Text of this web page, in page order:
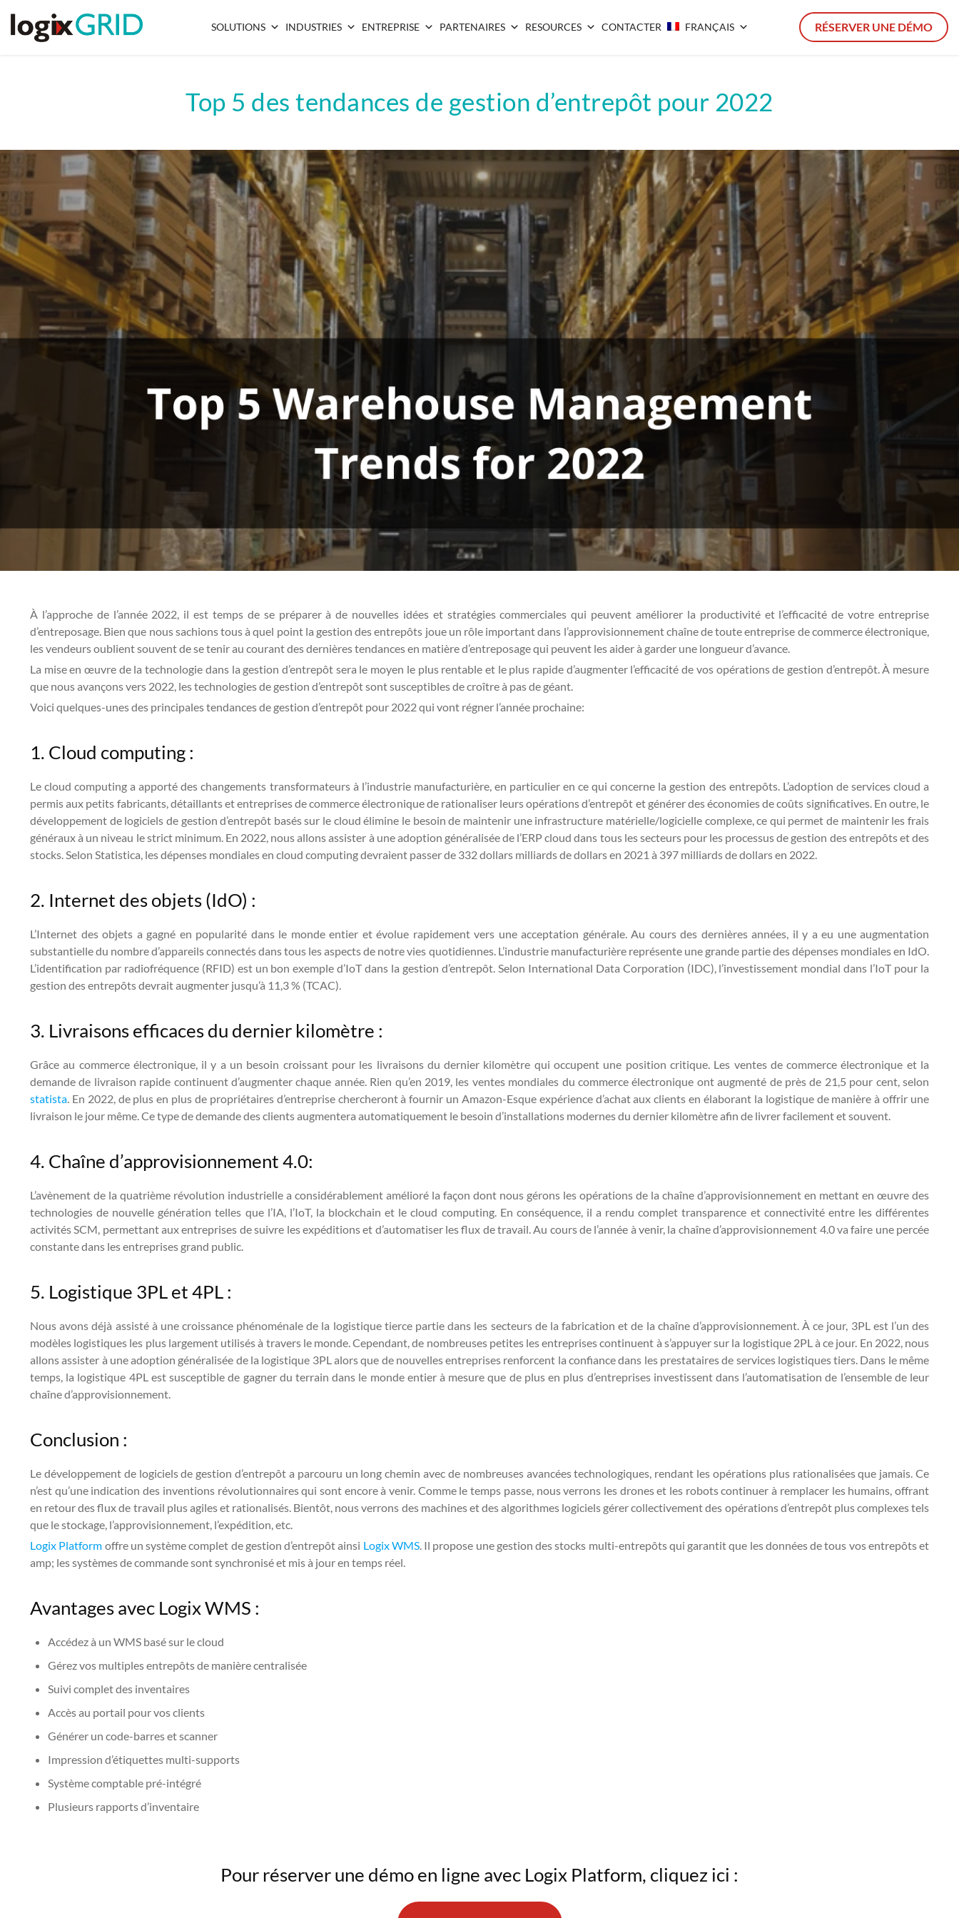
RÉSERVER UNE DÉMO
SOLUTIONS INDUSTRIES ENTREPRISE PARTENAIRES RESOURCES CONTACTER FRANÇAIS
Top 5 des tendances de gestion d’entrepôt pour 2022
À l’approche de l’année 2022, il est temps de se préparer à de nouvelles idées et stratégies commerciales qui peuvent améliorer la productivité et l’efficacité de votre entreprise
d’entreposage. Bien que nous sachions tous à quel point la gestion des entrepôts joue un rôle important dans l’approvisionnement chaîne de toute entreprise de commerce électronique,
les vendeurs oublient souvent de se tenir au courant des dernières tendances en matière d’entreposage qui peuvent les aider à garder une longueur d’avance.
La mise en œuvre de la technologie dans la gestion d’entrepôt sera le moyen le plus rentable et le plus rapide d’augmenter l’efficacité de vos opérations de gestion d’entrepôt. À mesure
que nous avançons vers 2022, les technologies de gestion d’entrepôt sont susceptibles de croître à pas de géant.
Voici quelques-unes des principales tendances de gestion d’entrepôt pour 2022 qui vont régner l’année prochaine:
1. Cloud computing :
Le cloud computing a apporté des changements transformateurs à l’industrie manufacturière, en particulier en ce qui concerne la gestion des entrepôts. L’adoption de services cloud a
permis aux petits fabricants, détaillants et entreprises de commerce électronique de rationaliser leurs opérations d’entrepôt et générer des économies de coûts significatives. En outre, le
développement de logiciels de gestion d’entrepôt basés sur le cloud élimine le besoin de maintenir une infrastructure matérielle/logicielle complexe, ce qui permet de maintenir les frais
généraux à un niveau le strict minimum. En 2022, nous allons assister à une adoption généralisée de l’ERP cloud dans tous les secteurs pour les processus de gestion des entrepôts et des
stocks. Selon Statistica, les dépenses mondiales en cloud computing devraient passer de 332 dollars milliards de dollars en 2021 à 397 milliards de dollars en 2022.
2. Internet des objets (IdO) :
L’Internet des objets a gagné en popularité dans le monde entier et évolue rapidement vers une acceptation générale. Au cours des dernières années, il y a eu une augmentation
substantielle du nombre d’appareils connectés dans tous les aspects de notre vies quotidiennes. L’industrie manufacturière représente une grande partie des dépenses mondiales en IdO.
L’identification par radiofréquence (RFID) est un bon exemple d’IoT dans la gestion d’entrepôt. Selon International Data Corporation (IDC), l’investissement mondial dans l’IoT pour la
gestion des entrepôts devrait augmenter jusqu’à 11,3 % (TCAC).
3. Livraisons efficaces du dernier kilomètre :
Grâce au commerce électronique, il y a un besoin croissant pour les livraisons du dernier kilomètre qui occupent une position critique. Les ventes de commerce électronique et la
demande de livraison rapide continuent d’augmenter chaque année. Rien qu’en 2019, les ventes mondiales du commerce électronique ont augmenté de près de 21,5 pour cent, selon
statista. En 2022, de plus en plus de propriétaires d’entreprise chercheront à fournir un Amazon-Esque expérience d’achat aux clients en élaborant la logistique de manière à offrir une
livraison le jour même. Ce type de demande des clients augmentera automatiquement le besoin d’installations modernes du dernier kilomètre afin de livrer facilement et souvent.
4. Chaîne d’approvisionnement 4.0:
L’avènement de la quatrième révolution industrielle a considérablement amélioré la façon dont nous gérons les opérations de la chaîne d’approvisionnement en mettant en œuvre des
technologies de nouvelle génération telles que l’IA, l’IoT, la blockchain et le cloud computing. En conséquence, il a rendu complet transparence et connectivité entre les différentes
activités SCM, permettant aux entreprises de suivre les expéditions et d’automatiser les flux de travail. Au cours de l’année à venir, la chaîne d’approvisionnement 4.0 va faire une percée
constante dans les entreprises grand public.
5. Logistique 3PL et 4PL :
Nous avons déjà assisté à une croissance phénoménale de la logistique tierce partie dans les secteurs de la fabrication et de la chaîne d’approvisionnement. À ce jour, 3PL est l’un des
modèles logistiques les plus largement utilisés à travers le monde. Cependant, de nombreuses petites les entreprises continuent à s’appuyer sur la logistique 2PL à ce jour. En 2022, nous
allons assister à une adoption généralisée de la logistique 3PL alors que de nouvelles entreprises renforcent la confiance dans les prestataires de services logistiques tiers. Dans le même
temps, la logistique 4PL est susceptible de gagner du terrain dans le monde entier à mesure que de plus en plus d’entreprises investissent dans l’automatisation de l’ensemble de leur
chaîne d’approvisionnement.
Conclusion :
Le développement de logiciels de gestion d’entrepôt a parcouru un long chemin avec de nombreuses avancées technologiques, rendant les opérations plus rationalisées que jamais. Ce
n’est qu’une indication des inventions révolutionnaires qui sont encore à venir. Comme le temps passe, nous verrons les drones et les robots continuer à remplacer les humains, offrant
en retour des flux de travail plus agiles et rationalisés. Bientôt, nous verrons des machines et des algorithmes logiciels gérer collectivement des opérations d’entrepôt plus complexes tels
que le stockage, l’approvisionnement, l’expédition, etc.
Logix Platform offre un système complet de gestion d’entrepôt ainsi Logix WMS. Il propose une gestion des stocks multi-entrepôts qui garantit que les données de tous vos entrepôts et
amp; les systèmes de commande sont synchronisé et mis à jour en temps réel.
Avantages avec Logix WMS :
Accédez à un WMS basé sur le cloud
Gérez vos multiples entrepôts de manière centralisée
Suivi complet des inventaires
Accès au portail pour vos clients
Générer un code-barres et scanner
Impression d’étiquettes multi-supports
Système comptable pré-intégré
Plusieurs rapports d’inventaire
Pour réserver une démo en ligne avec Logix Platform, cliquez ici :